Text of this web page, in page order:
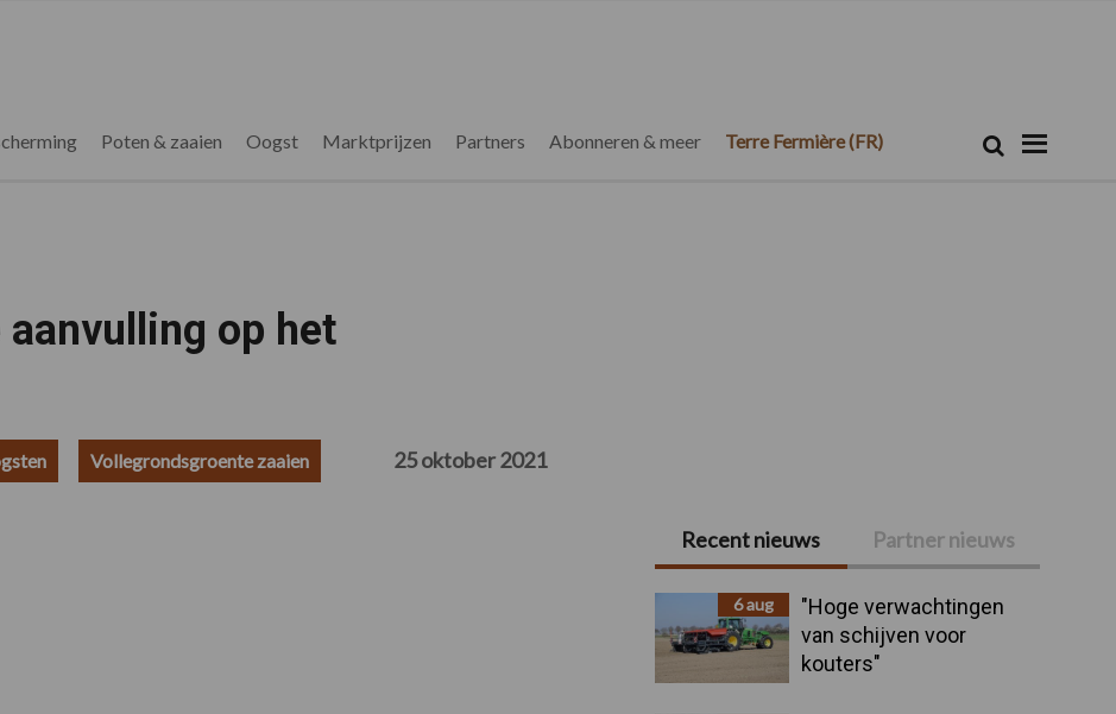
Poten & zaaien Oogst Marktprijzen Partners Abonneren & meer Terre Fermière (FR) Zoek
aanvulling op het
Vollegrondsgroente zaaien 25 oktober 2021
Primaire
Sidebar
Recent nieuws Partner nieuws
6 aug
"Hoge verwachtingen
van schijven voor
kouters"